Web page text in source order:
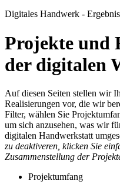
Digitales Handwerk -
Projekte und
der digitalen
Auf diesen Seiten stellen wir
Realisierungen vor, die wir
Filter, wählen Sie
um sich anzusehen, was wir
digitalen Handwerkstatt
zu deaktiveren, klicken Sie
Zusammenstellung der
Projektumfang